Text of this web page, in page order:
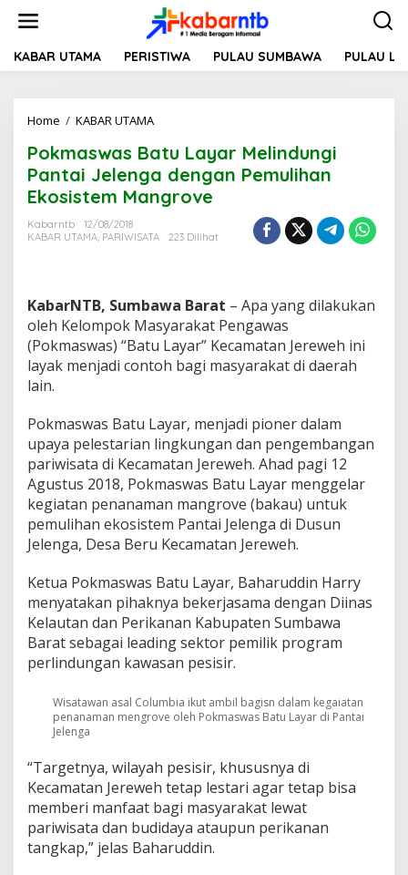
t
KABAR UTAMA PERISTIWA PULAU SUMBAWA PULAU
Home / KABAR UTAMA
k
m
a
s
a
t
L
a
y
e
l
i
n
d
u
n
g
P
a
n
t
a
i
l
g
a
d
e
n
g
a
Pokmaswas Batu Layar Melindungi
Pantai Jelenga dengan Pemulihan
Ekosistem Mangrove
Kabarntb
12/08/2018
KABAR UTAMA, PARIWISATA 223 Dilihat
KabarNTB, Sumbawa Barat – Apa yang dilakukan
oleh Kelompok Masyarakat Pengawas
(Pokmaswas) “Batu Layar” Kecamatan Jereweh ini
layak menjadi contoh bagi masyarakat di daerah
lain.
Pokmaswas Batu Layar, menjadi pioner dalam
upaya pelestarian lingkungan dan pengembangan
pariwisata di Kecamatan Jereweh. Ahad pagi 12
Agustus 2018, Pokmaswas Batu Layar menggelar
kegiatan penanaman mangrove (bakau) untuk
pemulihan ekosistem Pantai Jelenga di Dusun
Jelenga, Desa Beru Kecamatan Jereweh.
Ketua Pokmaswas Batu Layar, Baharuddin Harry
menyatakan pihaknya bekerjasama dengan Diinas
Kelautan dan Perikanan Kabupaten Sumbawa
Barat sebagai leading sektor pemilik program
perlindungan kawasan pesisir.
Wisatawan asal Columbia ikut ambil bagisn dalam kegaiatan
penanaman mengrove oleh Pokmaswas Batu Layar di Pantai
Jelenga
“Targetnya, wilayah pesisir, khususnya di
Kecamatan Jereweh tetap lestari agar tetap bisa
memberi manfaat bagi masyarakat lewat
pariwisata dan budidaya ataupun perikanan
tangkap,” jelas Baharuddin.